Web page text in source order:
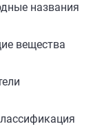
названия
вещества